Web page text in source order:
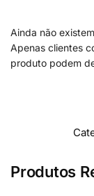
Ainda não
Apenas clientes
produto podem
Produtos